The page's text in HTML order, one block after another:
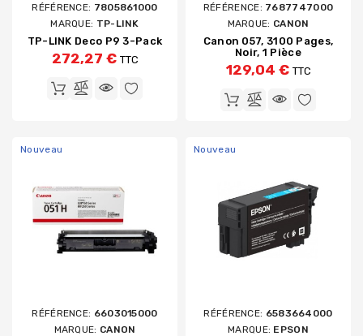
RÉFÉRENCE: 7805861000
MARQUE: TP-LINK
TP-LINK Deco P9 3-Pack
272,27 € TTC
RÉFÉRENCE: 7687747000
MARQUE: CANON
Canon 057, 3100 Pages,
Noir, 1 Pièce
129,04 € TTC
Nouveau
RÉFÉRENCE: 6603015000
MARQUE: CANON
Nouveau
RÉFÉRENCE: 6583664000
MARQUE: EPSON